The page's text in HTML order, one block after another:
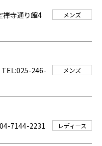
禅寺通り館4
メンズ
TEL:025-246-
メンズ
7144-2231 レディース